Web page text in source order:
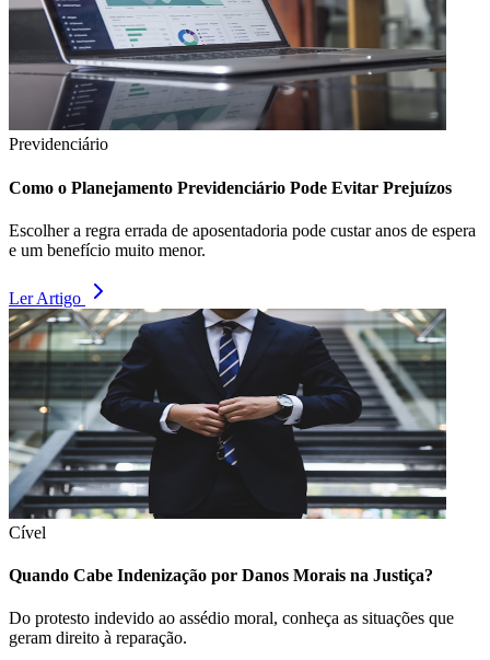
Previdenciário
Como o Planejamento Previdenciário Pode Evitar Prejuízos
Escolher a regra errada de aposentadoria pode custar anos de espera
e um benefício muito menor.
Ler Artigo
Cível
Quando Cabe Indenização por Danos Morais na Justiça?
Do protesto indevido ao assédio moral, conheça as situações que
geram direito à reparação.